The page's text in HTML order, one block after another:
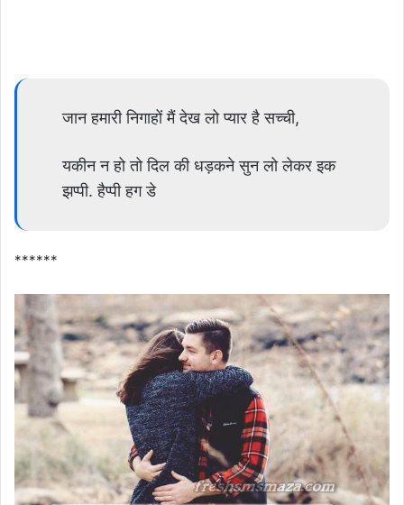
जान हमारी निगाहों मैं देख लो प्यार है सच्ची,
यकीन न हो तो दिल की धड़कने सुन लो लेकर इक
झप्पी. हैप्पी हग डे
******